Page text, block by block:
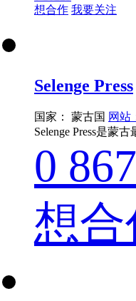
想合作 我要关注
Selenge Press
国家： 蒙古国 网站
0
想合